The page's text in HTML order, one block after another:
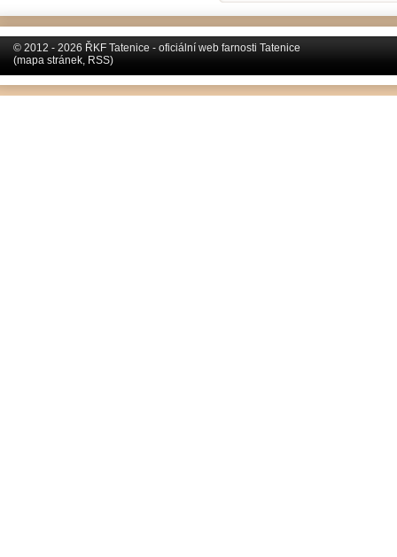
© 2012 - 2026 ŘKF Tatenice - oficiální web farnosti Tatenice
(mapa stránek, RSS)